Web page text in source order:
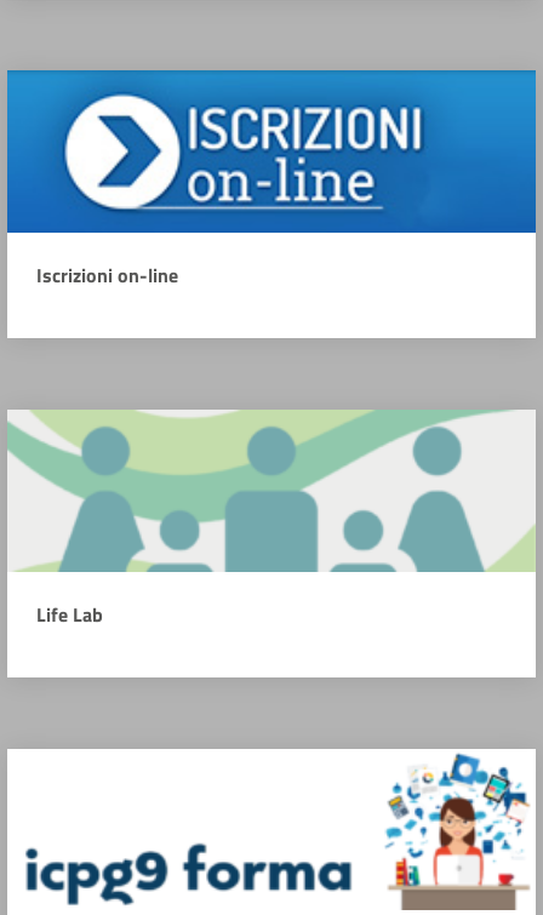
Iscrizioni on-line
Life Lab